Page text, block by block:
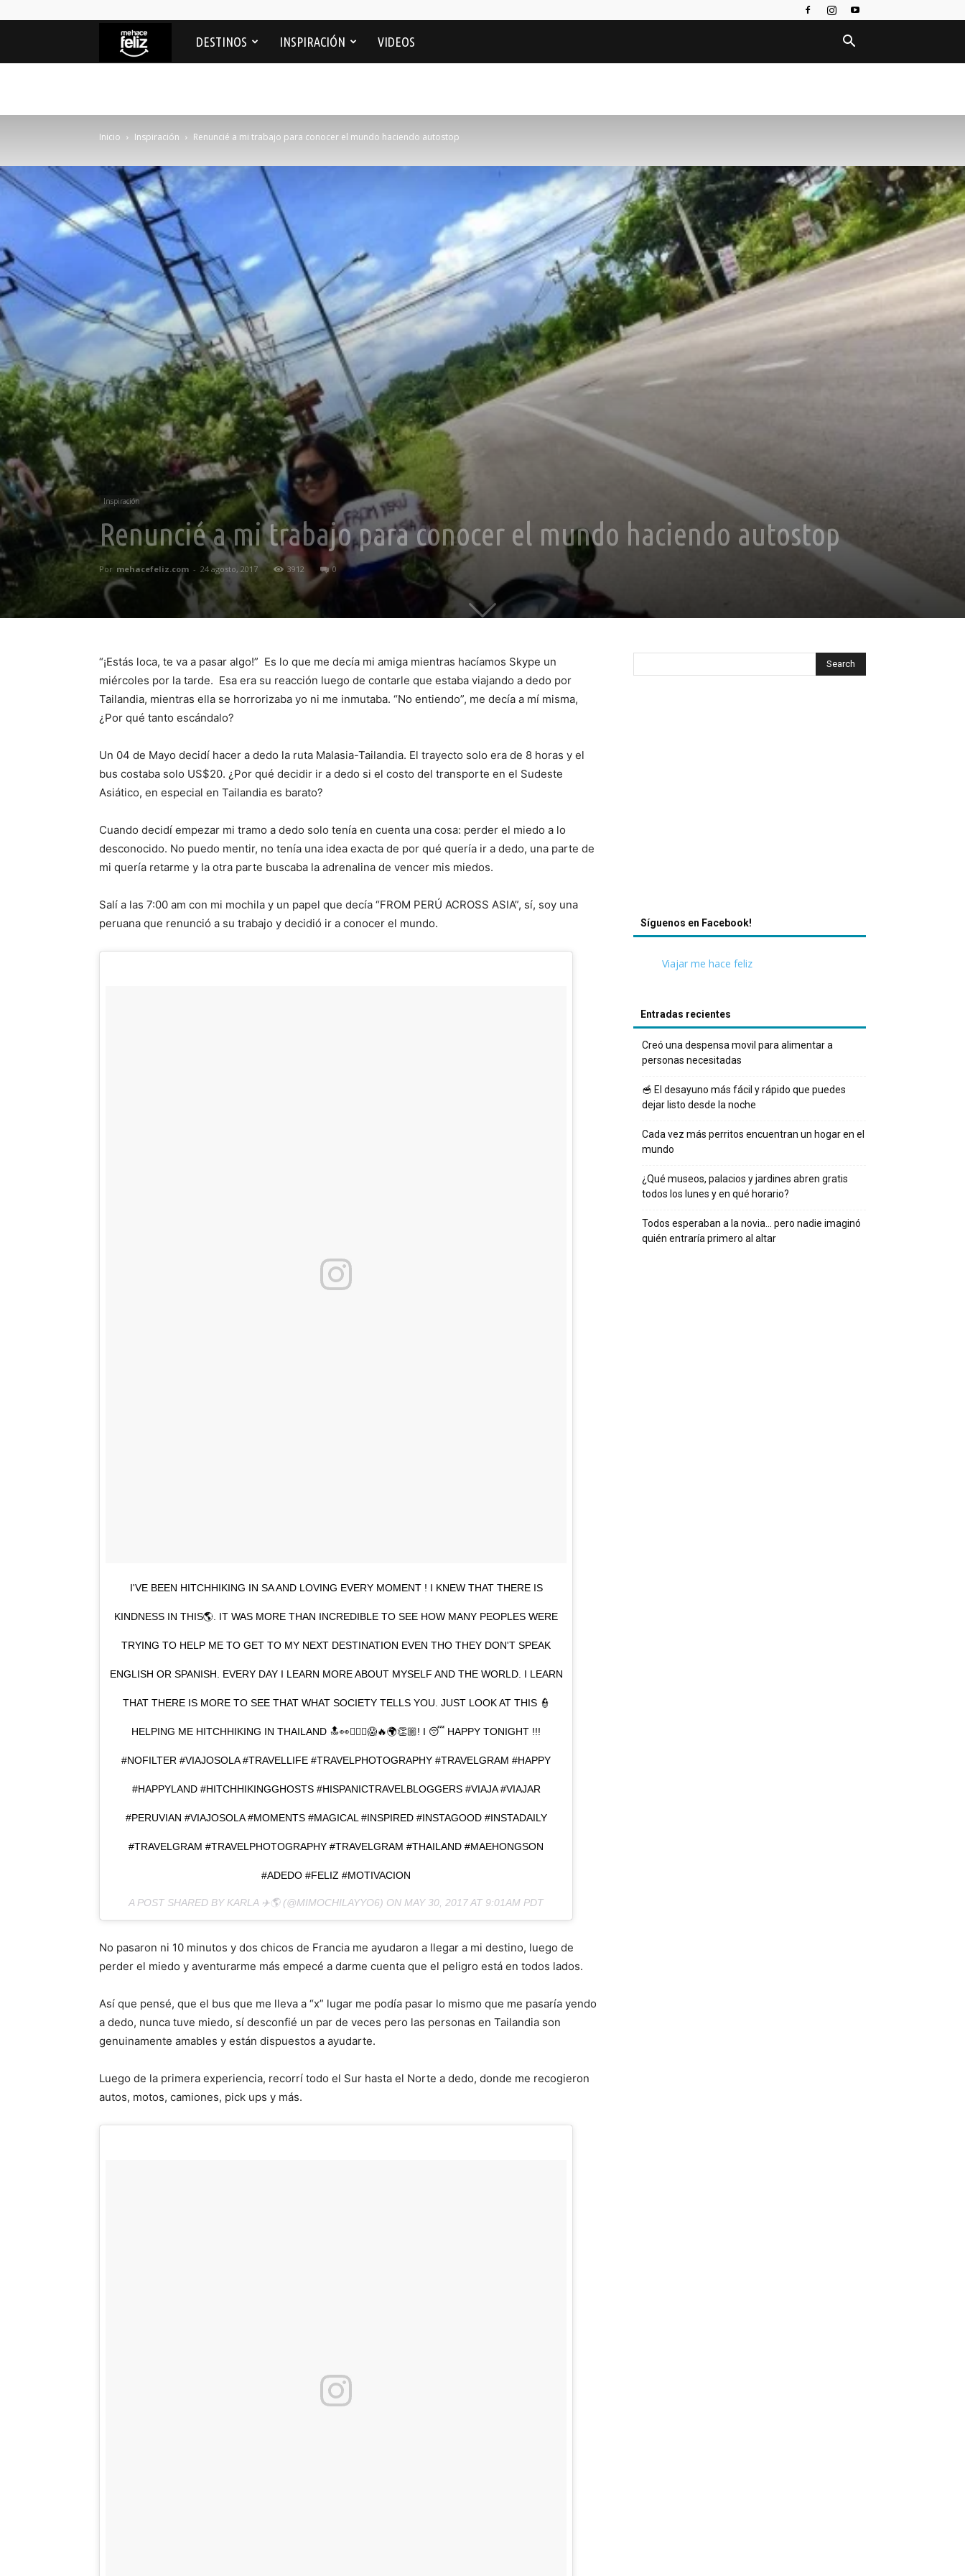
MeDESTINOS INSPIRACIÓN VIDEOS
Inicio Inspiración Renuncié a mi trabajo para conocer el mundo haciendo autostop
Inspiración
Renuncié a mi trabajo para conocer el mundo haciendo autostop
Por mehacefeliz.com - 24 agosto, 2017 3912 0
“¡Estás loca, te va a pasar algo!” Es lo que me decía mi amiga mientras hacíamos Skype un
miércoles por la tarde. Esa era su reacción luego de contarle que estaba viajando a dedo por
Tailandia, mientras ella se horrorizaba yo ni me inmutaba. “No entiendo”, me decía a mí misma,
¿Por qué tanto escándalo?
Un 04 de Mayo decidí hacer a dedo la ruta Malasia-Tailandia. El trayecto solo era de 8 horas y el
bus costaba solo US$20. ¿Por qué decidir ir a dedo si el costo del transporte en el Sudeste
Asiático, en especial en Tailandia es barato?
Cuando decidí empezar mi tramo a dedo solo tenía en cuenta una cosa: perder el miedo a lo
desconocido. No puedo mentir, no tenía una idea exacta de por qué quería ir a dedo, una parte de
mi quería retarme y la otra parte buscaba la adrenalina de vencer mis miedos.
Salí a las 7:00 am con mi mochila y un papel que decía “FROM PERÚ ACROSS ASIA”, sí, soy una
peruana que renunció a su trabajo y decidió ir a conocer el mundo.
I'VE BEEN HITCHHIKING IN SA AND LOVING EVERY MOMENT ! I KNEW THAT THERE IS
KINDNESS IN THIS🌎. IT WAS MORE THAN INCREDIBLE TO SEE HOW MANY PEOPLES WERE
TRYING TO HELP ME TO GET TO MY NEXT DESTINATION EVEN THO THEY DON'T SPEAK
ENGLISH OR SPANISH. EVERY DAY I LEARN MORE ABOUT MYSELF AND THE WORLD. I LEARN
THAT THERE IS MORE TO SEE THAT WHAT SOCIETY TELLS YOU. JUST LOOK AT THIS 👮
HELPING ME HITCHHIKING IN THAILAND 🔝👀🤷🏻‍♀️😱🔥🌍👏🏼! I 😴 HAPPY TONIGHT !!!
#NOFILTER #VIAJOSOLA #TRAVELLIFE #TRAVELPHOTOGRAPHY #TRAVELGRAM #HAPPY
#HAPPYLAND #HITCHHIKINGGHOSTS #HISPANICTRAVELBLOGGERS #VIAJA #VIAJAR
#PERUVIAN #VIAJOSOLA #MOMENTS #MAGICAL #INSPIRED #INSTAGOOD #INSTADAILY
#TRAVELGRAM #TRAVELPHOTOGRAPHY #TRAVELGRAM #THAILAND #MAEHONGSON
#ADEDO #FELIZ #MOTIVACION
A POST SHARED BY KARLA ✈️🌎 (@MIMOCHILAYYO6) ON MAY 30, 2017 AT 9:01AM PDT
No pasaron ni 10 minutos y dos chicos de Francia me ayudaron a llegar a mi destino, luego de
perder el miedo y aventurarme más empecé a darme cuenta que el peligro está en todos lados.
Así que pensé, que el bus que me lleva a “x” lugar me podía pasar lo mismo que me pasaría yendo
a dedo, nunca tuve miedo, sí desconfié un par de veces pero las personas en Tailandia son
genuinamente amables y están dispuestos a ayudarte.
Luego de la primera experiencia, recorrí todo el Sur hasta el Norte a dedo, donde me recogieron
autos, motos, camiones, pick ups y más.
Síguenos en Facebook!
Viajar me hace feliz
Entradas recientes
Creó una despensa movil para alimentar a
personas necesitadas
🥣 El desayuno más fácil y rápido que puedes
dejar listo desde la noche
Cada vez más perritos encuentran un hogar en el
mundo
¿Qué museos, palacios y jardines abren gratis
todos los lunes y en qué horario?
Todos esperaban a la novia… pero nadie imaginó
quién entraría primero al altar